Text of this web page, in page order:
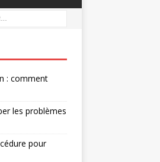
: comment
les problèmes
pour